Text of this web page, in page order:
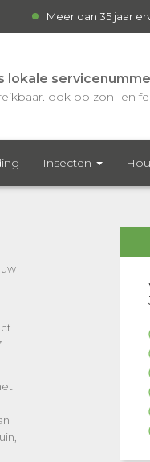
Meer dan 35 jaar
lokale
ook op zon- en
Insecten